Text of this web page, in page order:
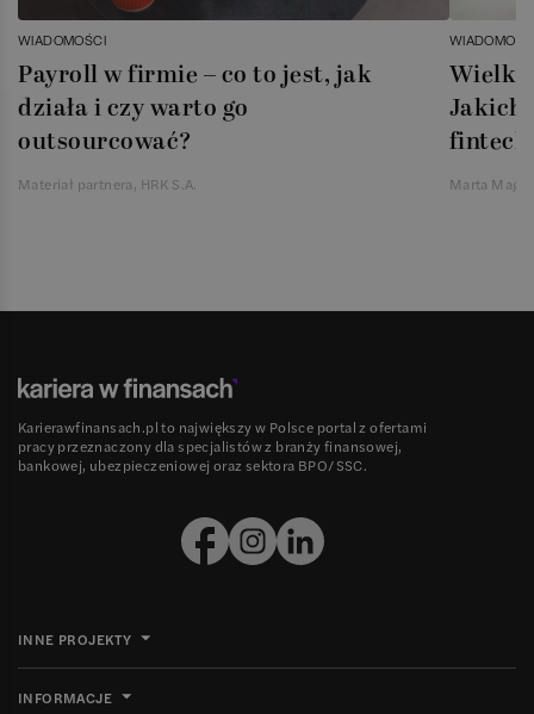
WIADOMOŚCI
Payroll w firmie – co to jest, jak
działa i czy warto go
outsourcować?
Materiał partnera, HRK S.A.
Jakich
Marta
Karierawfinansach.pl to największy w Polsce portal z ofertami
pracy przeznaczony dla specjalistów z branży finansowej,
bankowej, ubezpieczeniowej oraz sektora BPO/SSC.
INNE PROJEKTY
INFORMACJE